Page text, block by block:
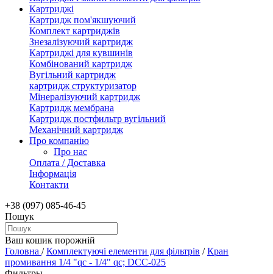
Картриджі
Картридж пом'якшуючий
Комплект картриджів
Знезалізуючий картридж
Картриджі для кувшинів
Комбінований картридж
Вугільний картридж
картридж структуризатор
Мінералізуючий картридж
Картридж мембрана
Картридж постфильтр вугільний
Механічний картридж
Про компанію
Про нас
Оплата / Доставка
Інформація
Контакти
+38 (097) 085-46-45
Пошук
Ваш кошик порожній
Головна /Комплектуючі елементи для фільтрів /Кран
промивання 1/4 "qс - 1/4" qс; DCC-025